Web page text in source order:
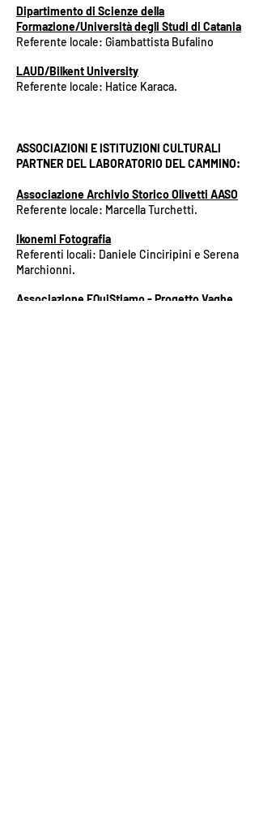
Dipartimento di Scienze della
Formazione/Università degli Studi di Catania
Referente locale: Giambattista Bufalino
LAUD/Bilkent University
Referente locale: Hatice Karaca.
ASSOCIAZIONI E ISTITUZIONI CULTURALI
PARTNER DEL LABORATORIO DEL CAMMINO:
Associazione Archivio Storico Olivetti AASO
Referente locale: Marcella Turchetti.
Ikonemi Fotografia
Referenti locali: Daniele Cinciripini e Serena
Marchionni.
Associazione EQuiStiamo - Progetto Vaghe